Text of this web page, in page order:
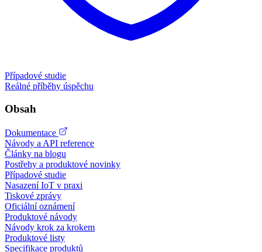
Případové studie
Reálné příběhy úspěchu
Obsah
Dokumentace
Návody a API reference
Články na blogu
Postřehy a produktové novinky
Případové studie
Nasazení IoT v praxi
Tiskové zprávy
Oficiální oznámení
Produktové návody
Návody krok za krokem
Produktové listy
Specifikace produktů